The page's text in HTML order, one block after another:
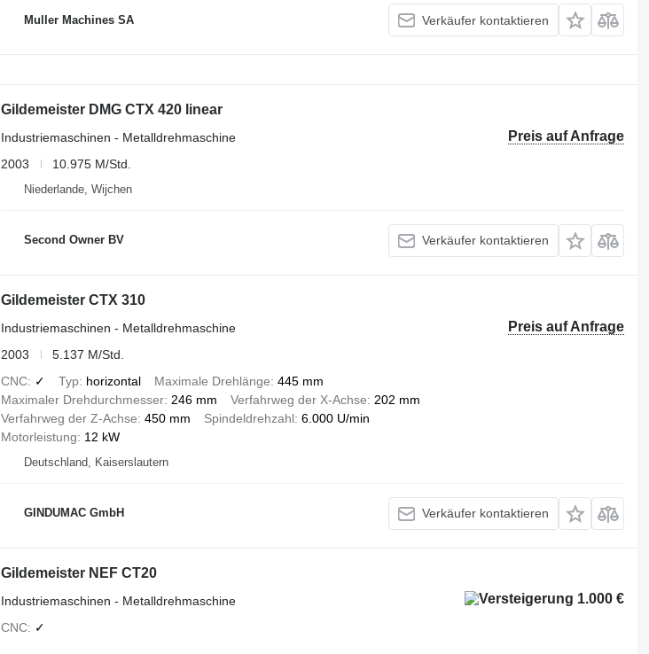
Muller Machines SA Verkäufer kontaktieren
Gildemeister DMG CTX 420 linear
Preis auf Anfrage
Industriemaschinen - Metalldrehmaschine
2003
10.975 M/Std.
Niederlande, Wijchen
Second Owner BV Verkäufer kontaktieren
Gildemeister CTX 310
Preis auf Anfrage
Industriemaschinen - Metalldrehmaschine
2003
5.137 M/Std.
CNC
✓ Typ horizontal Maximale Drehlänge 445 mm
Maximaler Drehdurchmesser 246 mm Verfahrweg der X-Achse
202 mm
Verfahrweg der Z-Achse 450 mm Spindeldrehzahl 6.000 U/min
Motorleistung
12 kW
Deutschland, Kaiserslautern
GINDUMAC GmbH Verkäufer kontaktieren
Gildemeister NEF CT20
1.000 €
Industriemaschinen - Metalldrehmaschine
CNC
✓